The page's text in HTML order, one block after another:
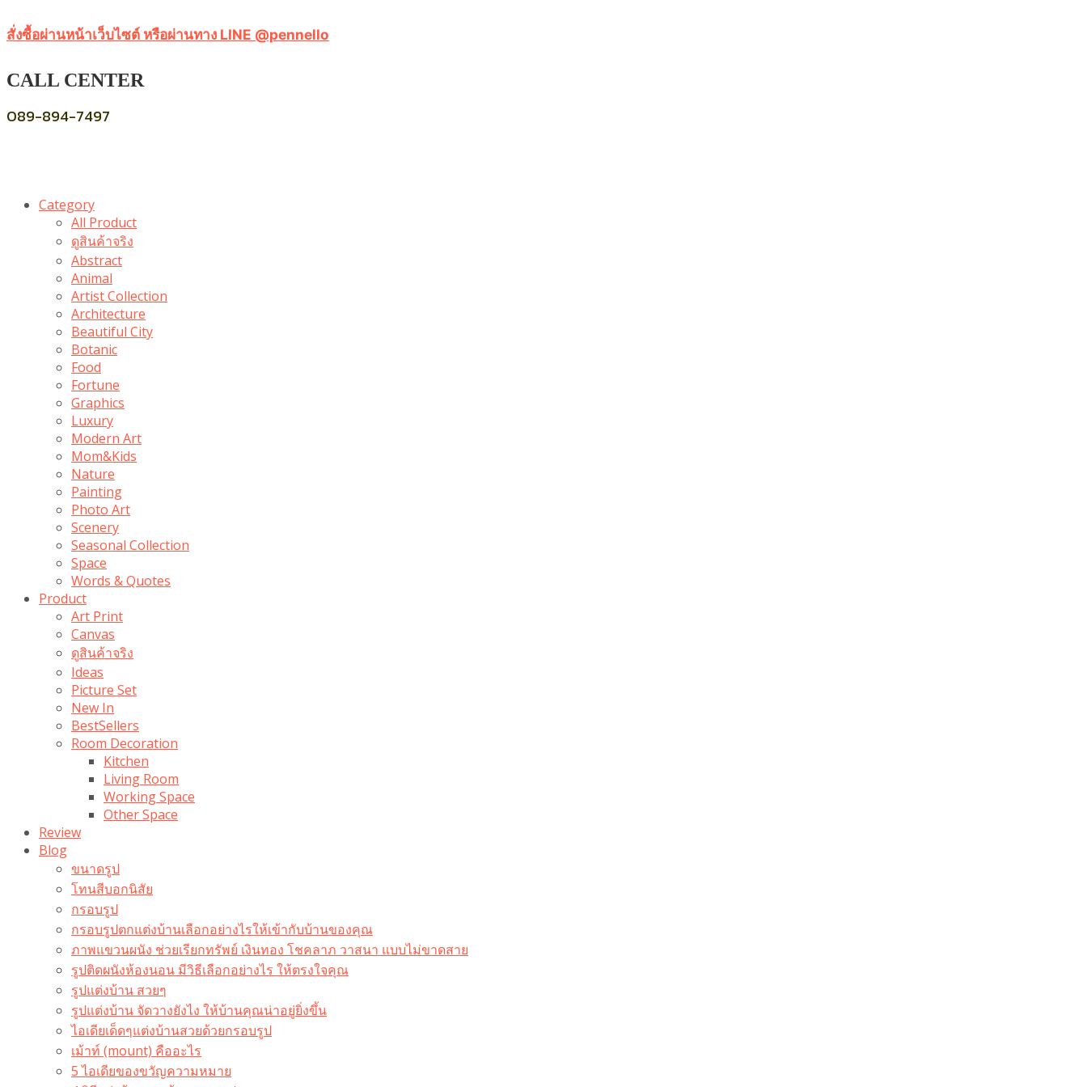
สั่งซื้อผ่านหน้าเว็บไซต์ หรือผ่านทาง LINE @pennello
CALL CENTER
089-894-7497
Category
All Product
ดูสินค้าจริง
Abstract
Animal
Artist Collection
Architecture
Beautiful City
Botanic
Food
Fortune
Graphics
Luxury
Modern Art
Mom&Kids
Nature
Painting
Photo Art
Scenery
Seasonal Collection
Space
Words & Quotes
Product
Art Print
Canvas
ดูสินค้าจริง
Ideas
Picture Set
New In
BestSellers
Room Decoration
Kitchen
Living Room
Working Space
Other Space
Review
Blog
ขนาดรูป
โทนสีบอกนิสัย
กรอบรูป
กรอบรูปตกแต่งบ้านเลือกอย่างไรให้เข้ากับบ้านของคุณ
ภาพแขวนผนัง ช่วยเรียกทรัพย์ เงินทอง โชคลาภ วาสนา แบบไม่ขาดสาย
รูปติดผนังห้องนอน มีวิธีเลือกอย่างไร ให้ตรงใจคุณ
รูปแต่งบ้าน สวยๆ
รูปแต่งบ้าน จัดวางยังไง ให้บ้านคุณน่าอยู่ยิ่งขึ้น
ไอเดียเด็ดๆแต่งบ้านสวยด้วยกรอบรูป
เม้าท์ (mount) คืออะไร​
5 ไอเดียของขวัญความหมาย